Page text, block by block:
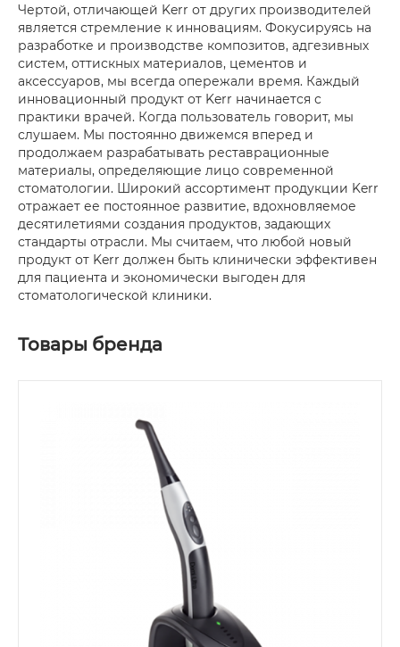
Чертой, отличающей Kerr от других производителей
является стремление к инновациям. Фокусируясь на
разработке и производстве композитов, адгезивных
систем, оттискных материалов, цементов и
аксессуаров, мы всегда опережали время. Каждый
инновационный продукт от Kerr начинается с
практики врачей. Когда пользователь говорит, мы
слушаем. Мы постоянно движемся вперед и
продолжаем разрабатывать реставрационные
материалы, определяющие лицо современной
стоматологии. Широкий ассортимент продукции Kerr
отражает ее постоянное развитие, вдохновляемое
десятилетиями создания продуктов, задающих
стандарты отрасли. Мы считаем, что любой новый
продукт от Kerr должен быть клинически эффективен
для пациента и экономически выгоден для
стоматологической клиники.
Товары бренда